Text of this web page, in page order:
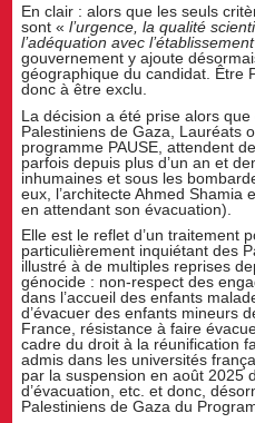
En clair : alors que les seuls
sont « l’urgence, la qualité
l’adéquation avec
gouvernement y ajoute
géographique du candidat. Être
donc à être exclu.
La décision a été prise alors
Palestiniens de Gaza, Lauréats
programme PAUSE, attendent
parfois depuis plus d’un an et
inhumaines et sous les
eux, l’architecte Ahmed Shamia
en attendant son évacuation).
Elle est le reflet d’un traitement
particulièrement inquiétant des
illustré à de multiples reprises
génocide : non-respect des
dans l’accueil des enfants
d’évacuer des enfants mineurs
France, résistance à faire
cadre du droit à la réunification
admis dans les universités
par la suspension en août 2025
d’évacuation, etc. et donc,
Palestiniens de Gaza du